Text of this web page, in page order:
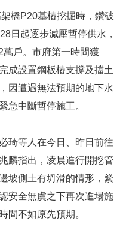
橋P20基樁挖掘時，鑽破
日起逐步減壓暫停供水，
戶。市府第一時間獲
成設置鋼板樁支撐及擋土
因遭遇無法預期的地下水
急中斷暫停施工。
琦等人在今日、昨日前往
麟指出，凌晨進行開挖管
坡側土有坍滑的情形，緊
安全無虞之下再次進場施
間不如原先預期。